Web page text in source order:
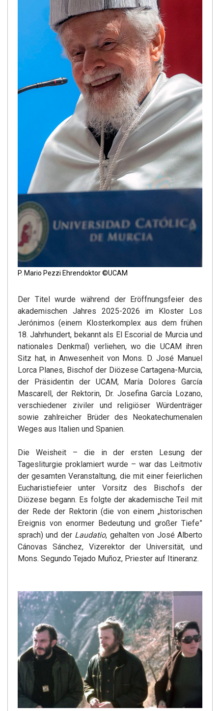
P. Mario Pezzi Ehrendoktor ©UCAM
Der Titel wurde während der Eröffnungsfeier des
akademischen Jahres 2025-2026 im Kloster Los
Jerónimos (einem Klosterkomplex aus dem frühen
18. Jahrhundert, bekannt als El Escorial de Murcia und
nationales Denkmal) verliehen, wo die UCAM ihren
Sitz hat, in Anwesenheit von Mons. D. José Manuel
Lorca Planes, Bischof der Diözese Cartagena-Murcia,
der Präsidentin der UCAM, María Dolores García
Mascarell, der Rektorin, Dr. Josefina García Lozano,
verschiedener ziviler und religiöser Würdenträger
sowie zahlreicher Brüder des Neokatechumenalen
Weges aus Italien und Spanien.
Die Weisheit – die in der ersten Lesung der
Tagesliturgie proklamiert wurde – war das Leitmotiv
der gesamten Veranstaltung, die mit einer feierlichen
Eucharistiefeier unter Vorsitz des Bischofs der
Diözese begann. Es folgte der akademische Teil mit
der Rede der Rektorin (die von einem „historischen
Ereignis von enormer Bedeutung und großer Tiefe”
sprach) und der Laudatio, gehalten von José Alberto
Cánovas Sánchez, Vizerektor der Universität, und
Mons. Segundo Tejado Muñoz, Priester auf Itineranz.